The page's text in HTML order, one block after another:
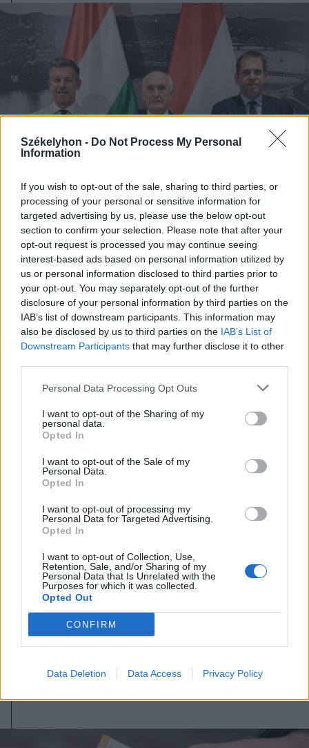
Székelyhon - Do Not Process My Personal
Information
If you wish to opt-out of the sale, sharing to third parties, or
processing of your personal or sensitive information for
targeted advertising by us, please use the below opt-out
section to confirm your selection. Please note that after your
opt-out request is processed you may continue seeing
interest-based ads based on personal information utilized by
us or personal information disclosed to third parties prior to
your opt-out. You may separately opt-out of the further
disclosure of your personal information by third parties on the
IAB’s list of downstream participants. This information may
also be disclosed by us to third parties on the IAB’s List of
Downstream Participants that may further disclose it to other
Personal Data Processing Opt Outs
I want to opt-out of the Sharing of my
personal data.
Opted In
I want to opt-out of the Sale of my
Personal Data.
Opted In
I want to opt-out of processing my
Personal Data for Targeted Advertising.
Opted In
I want to opt-out of Collection, Use,
Retention, Sale, and/or Sharing of my
Personal Data that Is Unrelated with the
Purposes for which it was collected.
Opted Out
CONFIRM
Data Deletion Data Access Privacy Policy
2026. augusztus 08., szombat
Megvan, kit jelöl köztársasági
elnöknek a Tisza Párt
2026. augusztus 08., szombat
Uszályokat süllyesztenek a Dunába
a csernavodai atomerőmű
üzemben tartása érdekében –
videóval